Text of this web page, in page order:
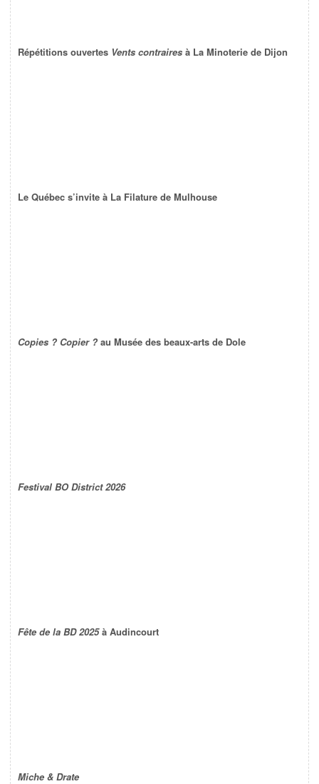
Répétitions ouvertes Vents contraires à La Minoterie de Dijon
Le Québec s’invite à La Filature de Mulhouse
Copies ? Copier ? au Musée des beaux-arts de Dole
Festival BO District 2026
Fête de la BD 2025à Audincourt
Miche & Drate